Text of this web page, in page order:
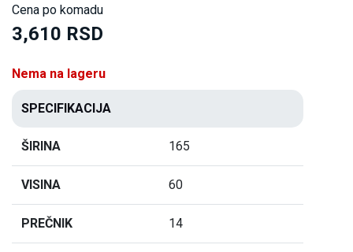
Cena po komadu
3,610 RSD
Nema na lageru
SPECIFIKACIJA
ŠIRINA 165
VISINA 60
PREČNIK 14